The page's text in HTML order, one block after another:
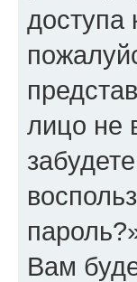
лицо не
Вам